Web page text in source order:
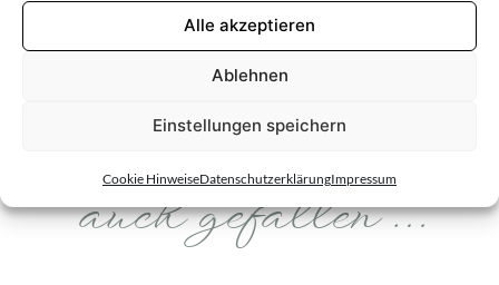
Alle akzeptieren
Ablehnen
Einstellungen speichern
Cookie HinweiseDatenschutzerklärungImpressum
Abweichungen kommen. Maßgeblich ist stets die
Deklaration auf der jeweiligen Produktverpackung.
Das könnte dir
auch gefallen …